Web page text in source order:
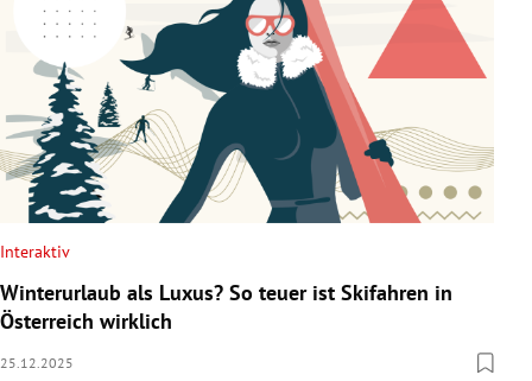
Interaktiv
Winterurlaub als Luxus? So teuer ist Skifahren in
Österreich wirklich
25.12.2025